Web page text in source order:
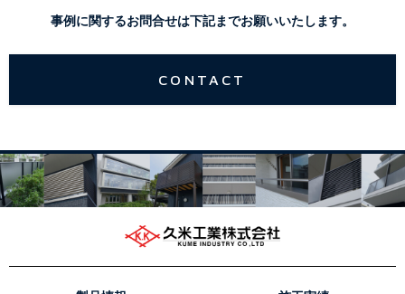
事例に関するお問合せは下記までお願いいたします。
CONTACT